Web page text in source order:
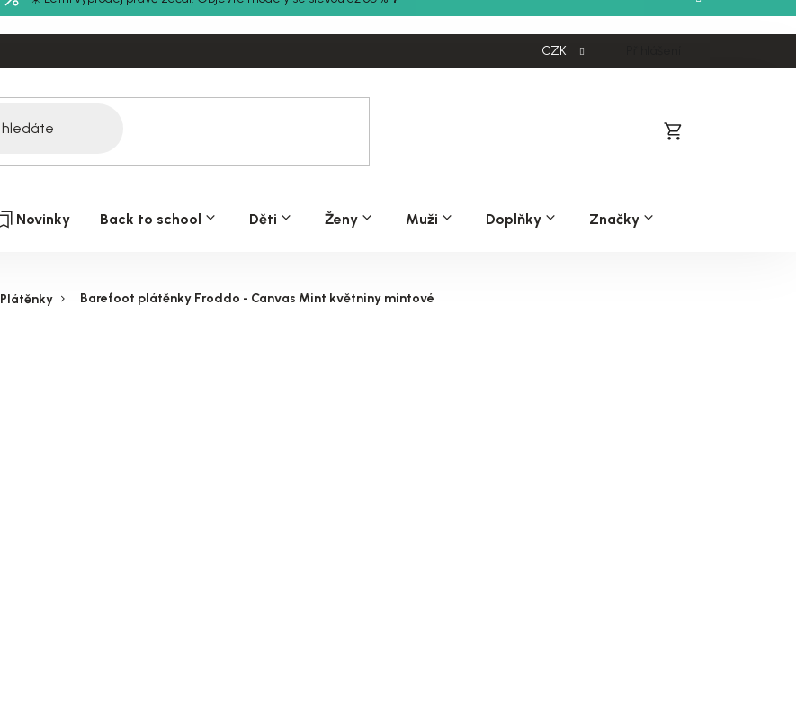
CZK
Nákupní
Novinky Back to school Děti Ženy Muži Doplňky Značky
Plátěnky Barefoot plátěnky Froddo - Canvas Mint květniny mintové